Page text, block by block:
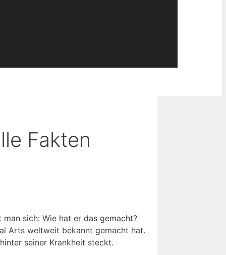
Fakten
sich: Wie hat er das gemacht?
Arts weltweit bekannt gemacht hat.
seiner Krankheit steckt.